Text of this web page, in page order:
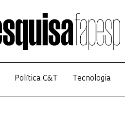
Política C&T Tecnologia